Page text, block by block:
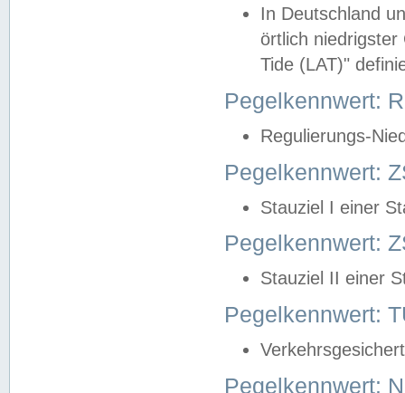
In Deutschland
örtlich
Tide (LAT)"
Pegelkennwert:
Regulierungs-
Pegelkennwert:
Stauziel I einer
Pegelkennwert:
Stauziel II einer
Pegelkennwert:
Pegelkennwert: